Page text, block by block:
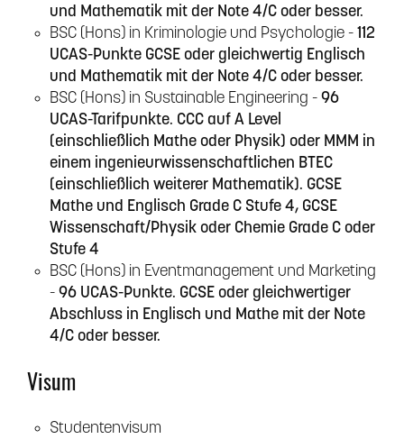
und Mathematik mit der Note 4/C oder besser.
BSC (Hons) in Kriminologie und Psychologie - 112
UCAS-Punkte GCSE oder gleichwertig Englisch
und Mathematik mit der Note 4/C oder besser.
BSC (Hons) in Sustainable Engineering - 96
UCAS-Tarifpunkte. CCC auf A Level
(einschließlich Mathe oder Physik) oder MMM in
einem ingenieurwissenschaftlichen BTEC
(einschließlich weiterer Mathematik). GCSE
Mathe und Englisch Grade C Stufe 4, GCSE
Wissenschaft/Physik oder Chemie Grade C oder
Stufe 4
BSC (Hons) in Eventmanagement und Marketing
- 96 UCAS-Punkte. GCSE oder gleichwertiger
Abschluss in Englisch und Mathe mit der Note
4/C oder besser.
Visum
Studentenvisum